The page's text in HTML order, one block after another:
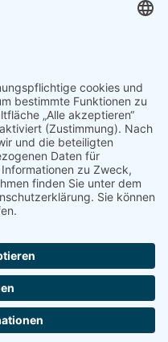
und Addons-Datenschutz
weiter auf dieser Seite
von Cookies zu.